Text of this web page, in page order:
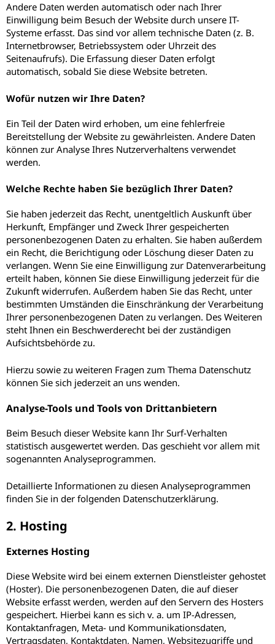
Andere Daten werden automatisch oder nach Ihrer
Einwilligung beim Besuch der Website durch unsere IT-
Systeme erfasst. Das sind vor allem technische Daten (z. B.
Internetbrowser, Betriebssystem oder Uhrzeit des
Seitenaufrufs). Die Erfassung dieser Daten erfolgt
automatisch, sobald Sie diese Website betreten.
Wofür nutzen wir Ihre Daten?
Ein Teil der Daten wird erhoben, um eine fehlerfreie
Bereitstellung der Website zu gewährleisten. Andere Daten
können zur Analyse Ihres Nutzerverhaltens verwendet
werden.
Welche Rechte haben Sie bezüglich Ihrer Daten?
Sie haben jederzeit das Recht, unentgeltlich Auskunft über
Herkunft, Empfänger und Zweck Ihrer gespeicherten
personenbezogenen Daten zu erhalten. Sie haben außerdem
ein Recht, die Berichtigung oder Löschung dieser Daten zu
verlangen. Wenn Sie eine Einwilligung zur Datenverarbeitung
erteilt haben, können Sie diese Einwilligung jederzeit für die
Zukunft widerrufen. Außerdem haben Sie das Recht, unter
bestimmten Umständen die Einschränkung der Verarbeitung
Ihrer personenbezogenen Daten zu verlangen. Des Weiteren
steht Ihnen ein Beschwerderecht bei der zuständigen
Aufsichtsbehörde zu.
Hierzu sowie zu weiteren Fragen zum Thema Datenschutz
können Sie sich jederzeit an uns wenden.
Analyse-Tools und Tools von Dritt­anbietern
Beim Besuch dieser Website kann Ihr Surf-Verhalten
statistisch ausgewertet werden. Das geschieht vor allem mit
sogenannten Analyseprogrammen.
Detaillierte Informationen zu diesen Analyseprogrammen
finden Sie in der folgenden Datenschutzerklärung.
2. Hosting
Externes Hosting
Diese Website wird bei einem externen Dienstleister gehostet
(Hoster). Die personenbezogenen Daten, die auf dieser
Website erfasst werden, werden auf den Servern des Hosters
gespeichert. Hierbei kann es sich v. a. um IP-Adressen,
Kontaktanfragen, Meta- und Kommunikationsdaten,
Vertragsdaten, Kontaktdaten, Namen, Websitezugriffe und